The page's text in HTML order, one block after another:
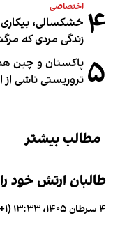
۴ اختصاصی
خشکسالی، بیکاری
زندگی مردی که
۵ پاکستان و چین
تروریستی ناشی
مطالب بیشتر
طالبان ارتش خود
۴ سرطان ۱۴۰۵، ۱۳:۳۳ (‎+۱ گرینویچ)